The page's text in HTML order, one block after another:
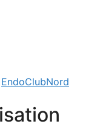
EndoClubNord